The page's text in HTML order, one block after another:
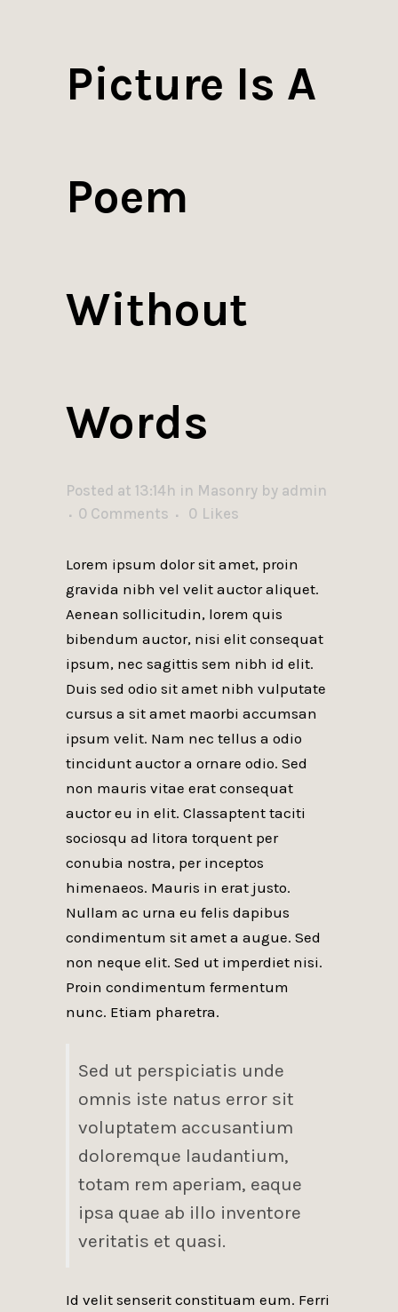
Picture Is A
Poem
Without
Words
Posted at 13:14h in Masonry by admin
0 Comments
0 Likes
Lorem ipsum dolor sit amet, proin
gravida nibh vel velit auctor aliquet.
Aenean sollicitudin, lorem quis
bibendum auctor, nisi elit consequat
ipsum, nec sagittis sem nibh id elit.
Duis sed odio sit amet nibh vulputate
cursus a sit amet maorbi accumsan
ipsum velit. Nam nec tellus a odio
tincidunt auctor a ornare odio. Sed
non mauris vitae erat consequat
auctor eu in elit. Classaptent taciti
sociosqu ad litora torquent per
conubia nostra, per inceptos
himenaeos. Mauris in erat justo.
Nullam ac urna eu felis dapibus
condimentum sit amet a augue. Sed
non neque elit. Sed ut imperdiet nisi.
Proin condimentum fermentum
nunc. Etiam pharetra.
Sed ut perspiciatis unde
omnis iste natus error sit
voluptatem accusantium
doloremque laudantium,
totam rem aperiam, eaque
ipsa quae ab illo inventore
veritatis et quasi.
Id velit senserit constituam eum. Ferri